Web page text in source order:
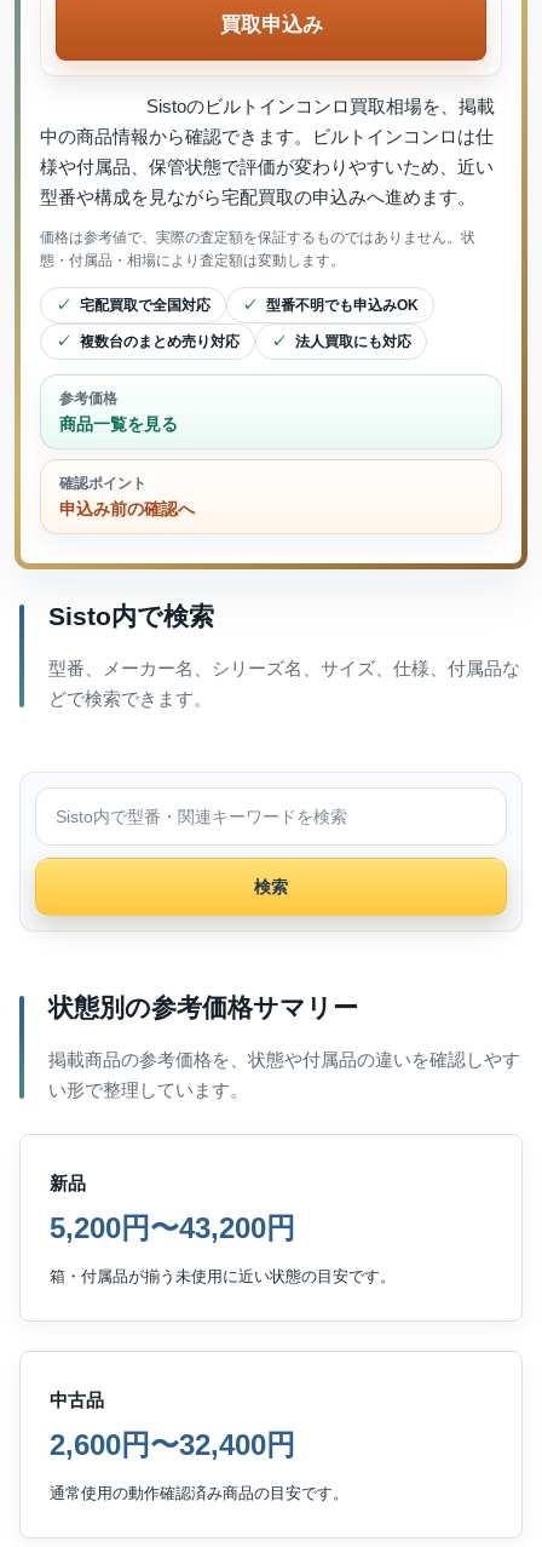
Sistoのビルトインコンロ買取相場を、掲載
中の商品情報から確認できます。ビルトインコンロは仕
様や付属品、保管状態で評価が変わりやすいため、近い
型番や構成を見ながら宅配買取の申込みへ進めます。
価格は参考値で、実際の査定額を保証するものではありません。状
態・付属品・相場により査定額は変動します。
宅配買取で全国対応 型番不明でも申込みOK
複数台のまとめ売り対応 法人買取にも対応
参考価格
商品一覧を見る
確認ポイント
申込み前の確認へ
買取申込み
Sisto内で検索
型番、メーカー名、シリーズ名、サイズ、仕様、付属品な
どで検索できます。
Sisto内で検索
検索
状態別の参考価格サマリー
掲載商品の参考価格を、状態や付属品の違いを確認しやす
い形で整理しています。
新品
5,200円〜43,200円
箱・付属品が揃う未使用に近い状態の目安です。
中古品
2,600円〜32,400円
通常使用の動作確認済み商品の目安です。